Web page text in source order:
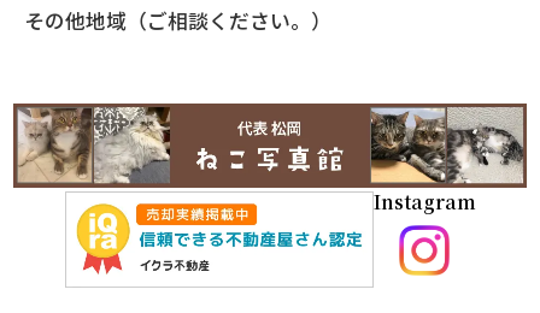
その他地域（ご相談ください。）
Instagram